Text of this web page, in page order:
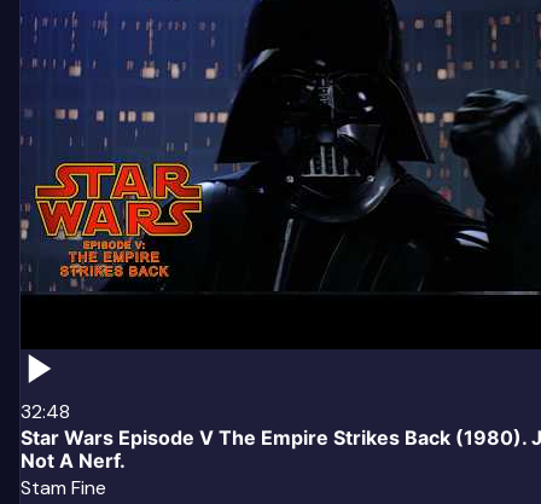
32:48
Star Wars Episode V The Empire Strikes Back (1980).
Not A Nerf.
Stam Fine